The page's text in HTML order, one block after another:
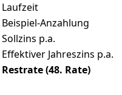
Laufzeit
Beispiel-Anzahlung
Sollzins p.a.
Effektiver Jahreszins p.a.
Restrate (48. Rate)